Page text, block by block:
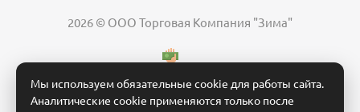
2026 © ООО Торговая Компания "Зима"
Мы используем обязательные cookie для работы сайта.
Аналитические cookie применяются только после